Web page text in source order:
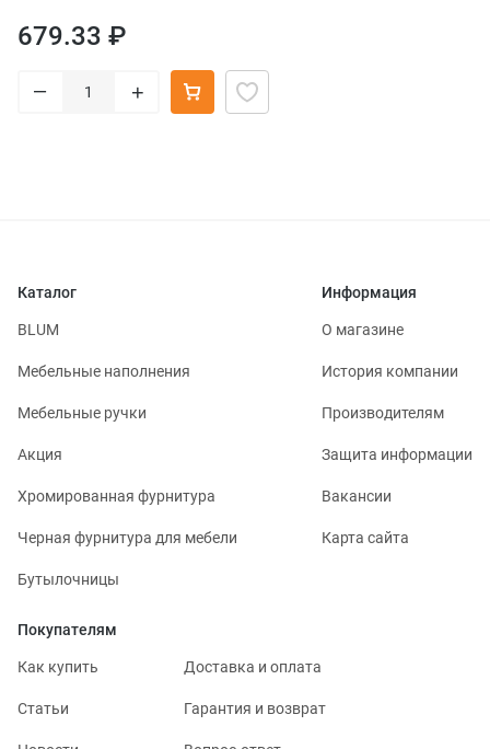
679.33 ₽
– +
Каталог
BLUM
Мебельные наполнения
Мебельные ручки
Акция
Хромированная фурнитура
Черная фурнитура для мебели
Бутылочницы
Информация
О магазине
История компании
Производителям
Защита информации
Вакансии
Карта сайта
Покупателям
Как купить Доставка и оплата
Статьи Гарантия и возврат